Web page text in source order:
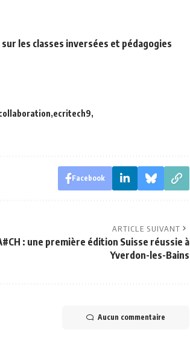
les classes inversées et pédagogies
ecritech9
Facebook
ARTICLE SUIVANT
: une première édition Suisse réussie à
Yverdon-les-Bains
Aucun commentaire